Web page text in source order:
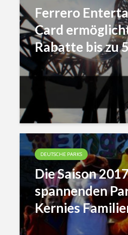
Ferrero
Card
Rabatte bis zu
DEUTSCHE PARKS
Die Saison
spannenden
Kernies